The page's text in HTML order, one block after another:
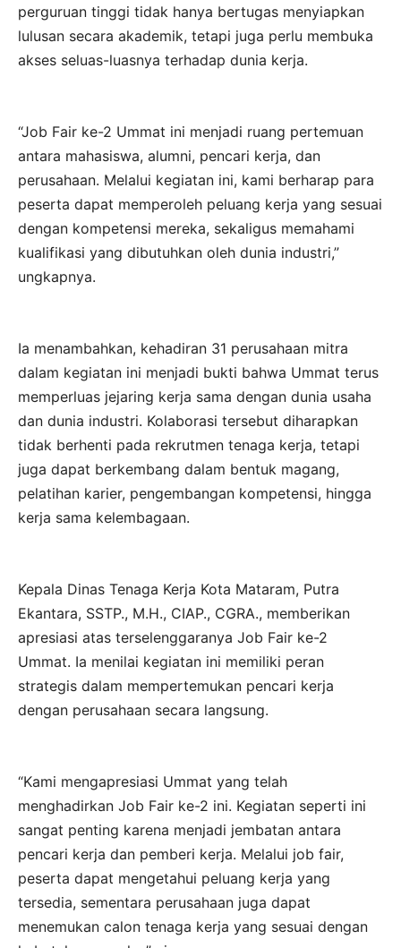
perguruan tinggi tidak hanya bertugas menyiapkan
lulusan secara akademik, tetapi juga perlu membuka
akses seluas-luasnya terhadap dunia kerja.
“Job Fair ke-2 Ummat ini menjadi ruang pertemuan
antara mahasiswa, alumni, pencari kerja, dan
perusahaan. Melalui kegiatan ini, kami berharap para
peserta dapat memperoleh peluang kerja yang sesuai
dengan kompetensi mereka, sekaligus memahami
kualifikasi yang dibutuhkan oleh dunia industri,”
ungkapnya.
Ia menambahkan, kehadiran 31 perusahaan mitra
dalam kegiatan ini menjadi bukti bahwa Ummat terus
memperluas jejaring kerja sama dengan dunia usaha
dan dunia industri. Kolaborasi tersebut diharapkan
tidak berhenti pada rekrutmen tenaga kerja, tetapi
juga dapat berkembang dalam bentuk magang,
pelatihan karier, pengembangan kompetensi, hingga
kerja sama kelembagaan.
Kepala Dinas Tenaga Kerja Kota Mataram, Putra
Ekantara, SSTP., M.H., CIAP., CGRA., memberikan
apresiasi atas terselenggaranya Job Fair ke-2
Ummat. Ia menilai kegiatan ini memiliki peran
strategis dalam mempertemukan pencari kerja
dengan perusahaan secara langsung.
“Kami mengapresiasi Ummat yang telah
menghadirkan Job Fair ke-2 ini. Kegiatan seperti ini
sangat penting karena menjadi jembatan antara
pencari kerja dan pemberi kerja. Melalui job fair,
peserta dapat mengetahui peluang kerja yang
tersedia, sementara perusahaan juga dapat
menemukan calon tenaga kerja yang sesuai dengan